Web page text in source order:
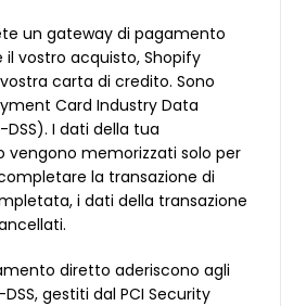
un gateway di pagamento
vostro acquisto, Shopify
carta di credito. Sono
Card Industry Data
I dati della tua
vengono memorizzati solo per
la transazione di
i dati della transazione
diretto aderiscono agli
gestiti dal PCI Security